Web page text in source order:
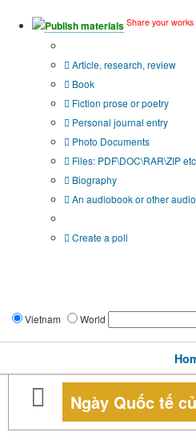
Publish materials Share your
Article, research, review
Book
Fiction prose or poetry
Personal journal entry
Photo Documents
Files: PDF\DOC\RAR\ZIP
Biography
An audiobook or other
Create a poll
Vietnam World
Ngày Quốc tế